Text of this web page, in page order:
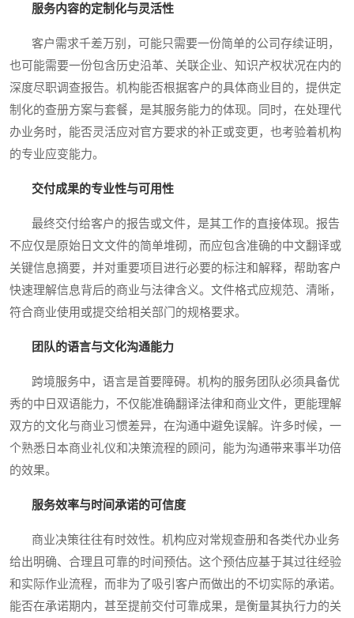
服务内容的定制化与灵活性
客户需求千差万别，可能只需要一份简单的公司存续证明，
也可能需要一份包含历史沿革、关联企业、知识产权状况在内的
深度尽职调查报告。机构能否根据客户的具体商业目的，提供定
制化的查册方案与套餐，是其服务能力的体现。同时，在处理代
办业务时，能否灵活应对官方要求的补正或变更，也考验着机构
的专业应变能力。
交付成果的专业性与可用性
最终交付给客户的报告或文件，是其工作的直接体现。报告
不应仅是原始日文文件的简单堆砌，而应包含准确的中文翻译或
关键信息摘要，并对重要项目进行必要的标注和解释，帮助客户
快速理解信息背后的商业与法律含义。文件格式应规范、清晰，
符合商业使用或提交给相关部门的规格要求。
团队的语言与文化沟通能力
跨境服务中，语言是首要障碍。机构的服务团队必须具备优
秀的中日双语能力，不仅能准确翻译法律和商业文件，更能理解
双方的文化与商业习惯差异，在沟通中避免误解。许多时候，一
个熟悉日本商业礼仪和决策流程的顾问，能为沟通带来事半功倍
的效果。
服务效率与时间承诺的可信度
商业决策往往有时效性。机构应对常规查册和各类代办业务
给出明确、合理且可靠的时间预估。这个预估应基于其过往经验
和实际作业流程，而非为了吸引客户而做出的不切实际的承诺。
能否在承诺期内，甚至提前交付可靠成果，是衡量其执行力的关